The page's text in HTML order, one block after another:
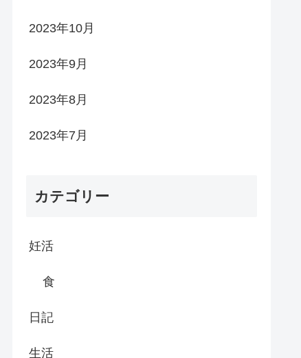
2023年10月
2023年9月
2023年8月
2023年7月
カテゴリー
妊活
食
日記
生活